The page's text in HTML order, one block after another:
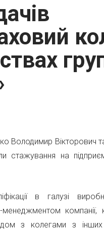
Володимир Вікторович
стажування на
в галузі
менеджментом компанії,
з колегами з інших